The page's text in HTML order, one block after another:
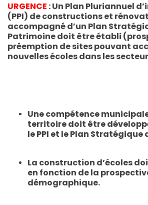
le
URGENCE :Un Plan Pluriannuel
(PPI) de constructions et
accompagné d’un Plan
Patrimoinedoit être établi
préemption de sites pouvant
nouvelles écoles dans les
Une compétence
territoiredoit être
le PPI et le Plan Stratégique
La construction d’écoles
en fonction de la
démographique.